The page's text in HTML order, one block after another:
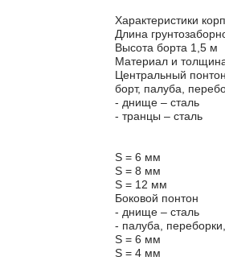
Характеристики
Длина
Высота борта 1,5 м
Материал и
Центральный понтон
борт, палуба,
- днище – сталь
- транцы – сталь
S = 6 мм
S = 8 мм
S = 12 мм
Боковой понтон
- днище – сталь
- палуба,
S = 6 мм
S = 4 мм